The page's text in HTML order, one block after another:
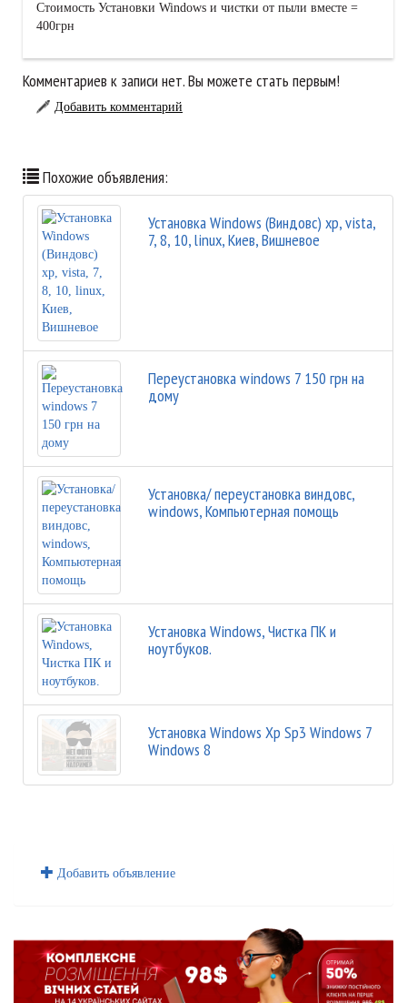
Стоимость Установки Windows и чистки от пыли вместе =
400грн
Комментариев к записи нет. Вы можете стать первым!
Добавить комментарий
Похожие объявления:
Установка Windows (Виндовс) xp, vista,
7, 8, 10, linux, Киев, Вишневое
Переустановка windows 7 150 грн на
дому
Установка/ переустановка виндовс,
windows, Компьютерная помощь
Установка Windows, Чистка ПК и
ноутбуков.
Установка Windows Xp Sp3 Windows 7
Windows 8
Добавить объявление